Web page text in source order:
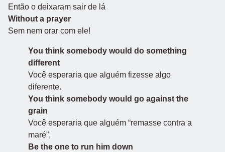
Então o deixaram sair de lá
Without a prayer
Sem nem orar com ele!
You think somebody would do something
different
Você esperaria que alguém fizesse algo
diferente.
You think somebody would go against the
grain
Você esperaria que alguém “remasse contra a
maré”,
Be the one to run him down